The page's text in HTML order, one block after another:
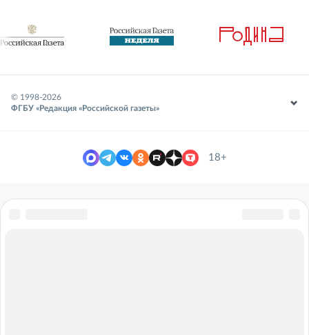
© 1998-2026
ФГБУ «Редакция «Российской газеты»
18+